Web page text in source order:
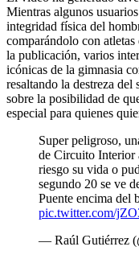
Mientras algunos
integridad física del
comparándolo con
la publicación, varios
icónicas de la gimnasia
resaltando la destreza
sobre la posibilidad de
especial para quienes
Super peligroso,
de Circuito Interior
riesgo su vida o
segundo 20 se ve
Puente encima del
pic.twitter.com/
— Raúl Gutiérrez